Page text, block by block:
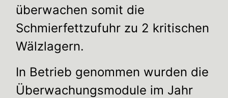
überwachen somit die
Schmierfettzufuhr zu 2 kritischen
Wälzlagern.
In Betrieb genommen wurden die
Überwachungsmodule im Jahr